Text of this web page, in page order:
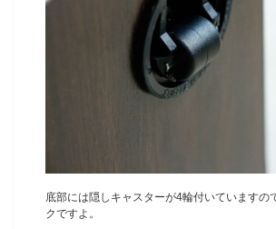
底部には隠しキャスターが4輪付いていますの
クですよ。